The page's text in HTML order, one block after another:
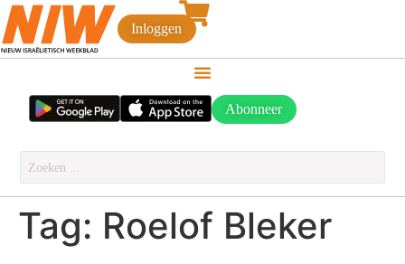
Inloggen
Abonneer
Tag: Roelof Bleker